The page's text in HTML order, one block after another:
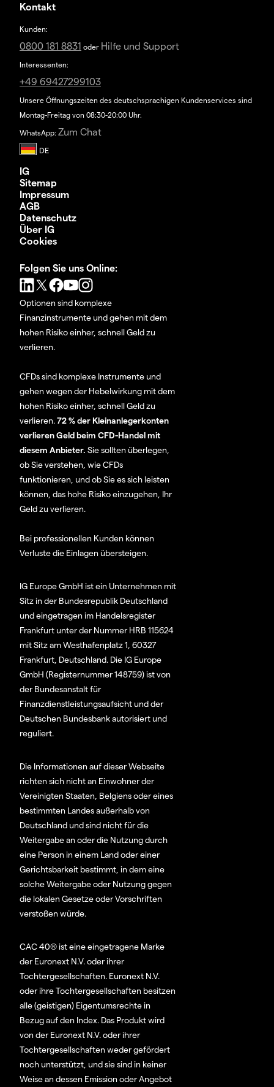
Kontakt
Kunden:
0800 181 8831 oder Hilfe und Support
Interessenten:
+49 69427299103
Unsere Öffnungszeiten des deutschsprachigen Kundenservices sind
Montag-Freitag von 08:30-20:00 Uhr.
WhatsApp: Zum Chat
IG
Sitemap
Impressum
AGB
Datenschutz
Über IG
Cookies
Folgen Sie uns Online:
Optionen sind komplexe
Finanzinstrumente und gehen mit dem
hohen Risiko einher, schnell Geld zu
verlieren.
CFDs sind komplexe Instrumente und
gehen wegen der Hebelwirkung mit dem
hohen Risiko einher, schnell Geld zu
verlieren.72 % der Kleinanlegerkonten
verlieren Geld beim CFD-Handel mit
diesem Anbieter. Sie sollten überlegen,
ob Sie verstehen, wie CFDs
funktionieren, und ob Sie es sich leisten
können, das hohe Risiko einzugehen, Ihr
Geld zu verlieren.
Bei professionellen Kunden können
Verluste die Einlagen übersteigen.
IG Europe GmbH ist ein Unternehmen mit
Sitz in der Bundesrepublik Deutschland
und eingetragen im Handelsregister
Frankfurt unter der Nummer HRB 115624
mit Sitz am Westhafenplatz 1, 60327
Frankfurt, Deutschland. Die IG Europe
GmbH (Registernummer 148759) ist von
der Bundesanstalt für
Finanzdienstleistungsaufsicht und der
Deutschen Bundesbank autorisiert und
reguliert.
Die Informationen auf dieser Webseite
richten sich nicht an Einwohner der
Vereinigten Staaten, Belgiens oder eines
bestimmten Landes außerhalb von
Deutschland und sind nicht für die
Weitergabe an oder die Nutzung durch
eine Person in einem Land oder einer
Gerichtsbarkeit bestimmt, in dem eine
solche Weitergabe oder Nutzung gegen
die lokalen Gesetze oder Vorschriften
verstoßen würde.
CAC 40® ist eine eingetragene Marke
der Euronext N.V. oder ihrer
Tochtergesellschaften. Euronext N.V.
oder ihre Tochtergesellschaften besitzen
alle (geistigen) Eigentumsrechte in
Bezug auf den Index. Das Produkt wird
von der Euronext N.V. oder ihrer
Tochtergesellschaften weder gefördert
noch unterstützt, und sie sind in keiner
Weise an dessen Emission oder Angebot